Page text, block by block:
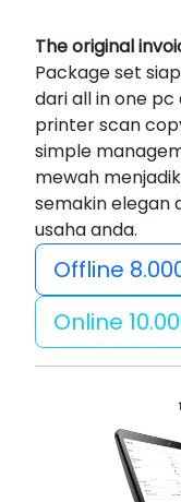
The original
Package set
dari all in one
printer scan
simple
mewah
semakin elegan
usaha anda.
Offline
Online